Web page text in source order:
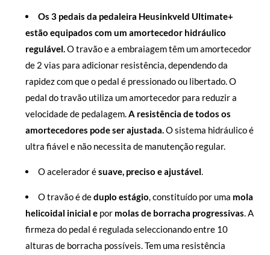
Os 3 pedais da pedaleira Heusinkveld Ultimate+
estão equipados com um amortecedor hidráulico
regulável.O travão e a embraiagem têm um amortecedor
de 2 vias para adicionar resistência, dependendo da
rapidez com que o pedal é pressionado ou libertado. O
pedal do travão utiliza um amortecedor para reduzir a
velocidade de pedalagem.A resistência de todos os
amortecedores pode ser ajustada.O sistema hidráulico é
ultra fiável e não necessita de manutenção regular.
O acelerador ésuave, preciso e ajustável.
O travão é deduplo estágio, constituído por uma mola
helicoidal inicial epor molas de borracha progressivas. A
firmeza do pedal é regulada seleccionando entre 10
alturas de borracha possíveis. Tem uma resistência